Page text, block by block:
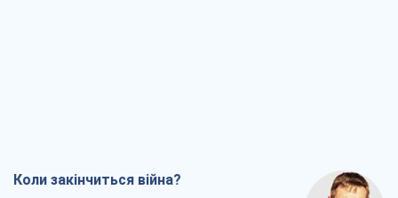
Коли закінчиться війна?